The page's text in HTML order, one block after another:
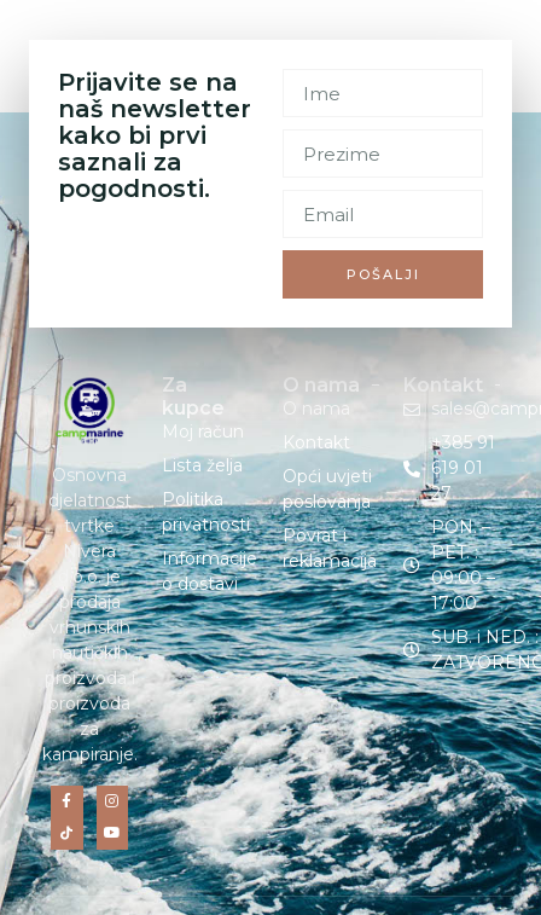
Prijavite se na
naš newsletter
kako bi prvi
saznali za
pogodnosti.
POŠALJI
Osnovna
djelatnost
tvrtke
Nivera
d.o.o. je
prodaja
vrhunskih
nautičkih
proizvoda i
proizvoda
za
kampiranje.
Za
kupce
Moj račun
Lista želja
Politika
privatnosti
Informacije
o dostavi
O nama
O nama
Kontakt
Opći uvjeti
poslovanja
Povrat i
reklamacija
Kontakt
+385 91
619 01
27
PON. –
PET. :
09:00 –
17:00
SUB. i NED. :